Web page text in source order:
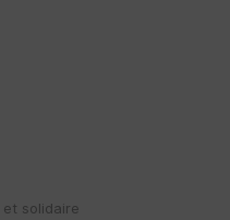
solidaire